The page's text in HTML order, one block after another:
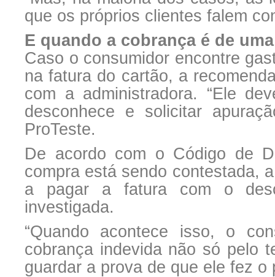
que os próprios clientes falem
E quando a cobrança é de
Caso o consumidor encontre
na fatura do cartão, a
com a administradora. “Ele
desconhece e solicitar
ProTeste.
De acordo com o Código de
compra está sendo contestada,
a pagar a fatura com o
investigada.
“Quando acontece isso, o
cobrança indevida não só pelo
guardar a prova de que ele fez o